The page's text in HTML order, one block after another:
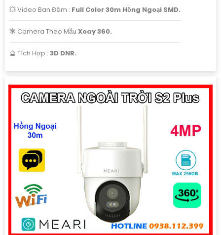
💥 Video Ban Đêm : Full Color 30m Hồng Ngoại SMD.
🕸️ Camera Theo Mẫu Xoay 360.
️🔮 Tích Hợp : 3D DNR.